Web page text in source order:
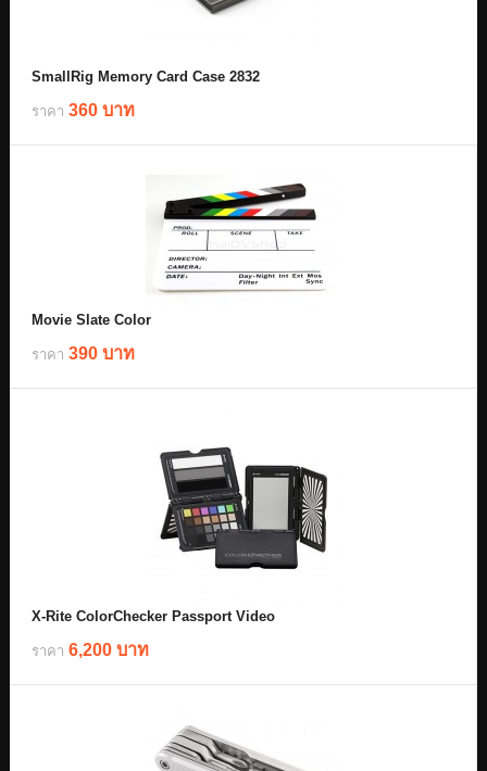
SmallRig Memory Card Case 2832
ราคา 360 บาท
Movie Slate Color
ราคา 390 บาท
X-Rite ColorChecker Passport Video
ราคา 6,200 บาท